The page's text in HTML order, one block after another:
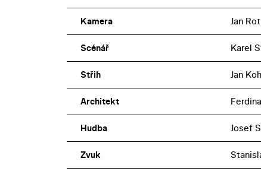
Kamera Jan
Scénář Karel
Střih Jan
Architekt
Hudba Josef
Zvuk